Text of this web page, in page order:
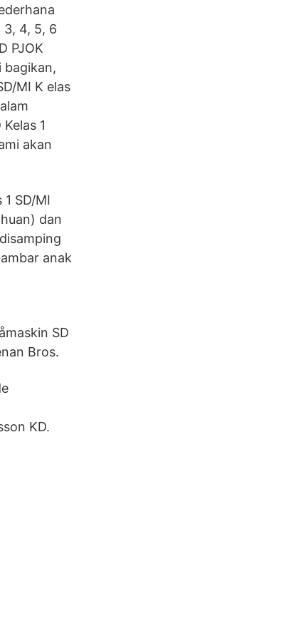
3, 4, 5, 6
PJOK
bagikan,
MI K elas
1
akan
SD/MI
dan
anak
SD
Bros.
KD.